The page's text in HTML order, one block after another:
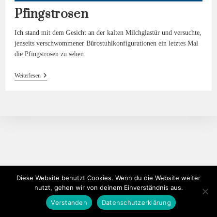
Pfingstrosen
Ich stand mit dem Gesicht an der kalten Milchglastür und versuchte,
jenseits verschwommener Bürostuhlkonfigurationen ein letztes Mal
die Pfingstrosen zu sehen.
WeiterlesenPfingstrosen
Diese Website benutzt Cookies. Wenn du die Website weiter
nutzt, gehen wir von deinem Einverständnis aus.
Verstanden
Datenschutzerklärung